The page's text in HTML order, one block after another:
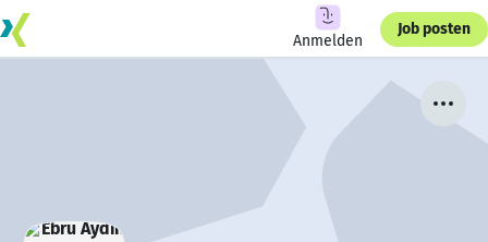
Anmelden
Job posten